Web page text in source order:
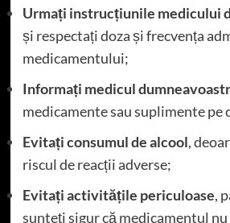
Urmați instrucțiunile medicului
și respectați doza și frecvența
medicamentului;
Informați medicul
medicamente sau suplimente pe
Evitați consumul de alcool,
riscul de reacții adverse;
Evitați activitățile periculoase,
sunteți sigur că medicamentul nu